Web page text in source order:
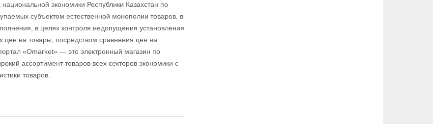
экономики Республики Казахстан по
субъектом естественной монополии товаров, в
в целях контроля недопущения установления
на товары, посредством сравнения цен на
«Omarket» — это электронный магазин по
ассортимент товаров всех секторов экономики с
товаров.